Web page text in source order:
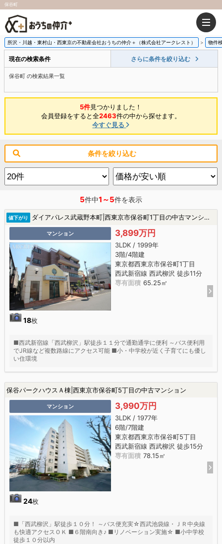
保谷町
所沢・川越・東村山・西東京の不動産会社おうちの仲介＋（株式会社アークレスト） 物件
現在の検索条件 さらに条件を絞り込む
保谷町 の検索結果一覧
5件見つかりました！
会員登録をすると全2463件の中から探せます。
今すぐ見る
条件を絞り込む
5件中1～5件を表示
値下がり ダイアパレス武蔵野本町|西東京市保谷町1丁目の中古マンション
マンション
18枚
3,899万円
3LDK / 1999年
3階/4階建
東京都西東京市保谷町1丁目
西武新宿線 西武柳沢 徒歩11分
専有面積 65.25㎡
■西武新宿線「西武柳沢」駅徒歩１１分で通勤通学に便利 ～バス便利用
でJR線など複数路線にアクセス可能 ■小・中学校が近く子育てにも優し
い住環境
保谷パークハウスＡ棟|西東京市保谷町5丁目の中古マンション
マンション
24枚
3,990万円
3LDK / 1977年
6階/7階建
東京都西東京市保谷町5丁目
西武新宿線 西武柳沢 徒歩15分
専有面積 78.15㎡
■「西武柳沢」駅徒歩１０分！ ～バス便充実☆西武池袋線・ＪＲ中央線
も快適アクセスＯＫ ■６階南向き♪ ■リノベーション実施☆ ■小中学校
徒歩１０分以内